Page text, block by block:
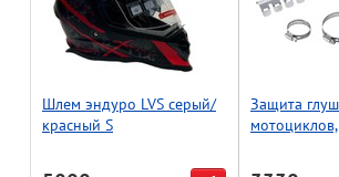
Шлем эндуро LVS серый/
красный S
Защита